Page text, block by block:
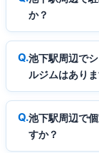
か？
池下駅周辺で
ルジムはあり
池下駅周辺で
すか？